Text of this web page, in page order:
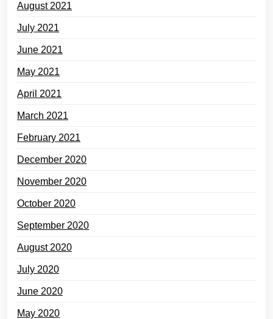
August 2021
July 2021
June 2021
May 2021
April 2021
March 2021
February 2021
December 2020
November 2020
October 2020
September 2020
August 2020
July 2020
June 2020
May 2020